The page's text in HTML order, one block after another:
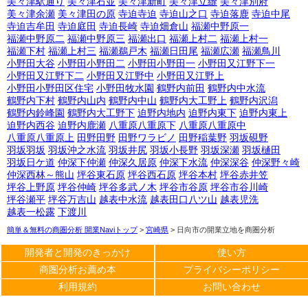
美々津余瀬 美々津田の原 寺迫寺迫 寺迫山之口 寺迫落鹿 寺迫中尾
寺迫吉牟田 寺迫庭田 寺迫長崎 寺迫畑倉山 福瀬中野原一
福瀬中野原二 福瀬中野原三 福瀬出口 福瀬上村二 福瀬上村一
福瀬下村 福瀬上村三 福瀬鵜戸木 福瀬日田尾 福瀬広瀬 福瀬鳥川
小野田大谷 小野田小野田二 小野田小野田一 小野田又江野下一
小野田又江野下二 小野田又江野中 小野田又江野上
小野田小野田区住宅 小野田牧水園 鶴野内前田 鶴野内中水流
鶴野内下村 鶴野内山内 鶴野内中山 鶴野内大工野上 鶴野内沢潟
鶴野内鈴峰園 鶴野内大工野下 迫野内地内 迫野内東下 迫野内東上
迫野内西谷 迫野内鹿瀬 八重原八重原下 八重原八重原中
八重原八重原上 田野田野 田野ワラビノ 田野稲葉野 羽坂硯野
羽坂羽坂 羽坂沖之水流 羽坂井尻 羽坂小長野 羽坂深瀬 羽坂樋田
羽坂日ケ道 仲深下仲瀬 仲深久居原 仲深下水流 仲深深谷 仲深野々崎
仲深西林～熊山 坪谷東石原 坪谷西石原 坪谷本村 坪谷赤井笠
坪谷上野原 坪谷仲崎 坪谷多武ノ木 坪谷市谷原 坪谷市谷川崎
坪谷瀬平 坪谷万吉山 越表中水流 越表田口八ツ山 越表児洗
越表一松露 下渡川
簡単＆無料の商圏分析 開業Naviトップ> 宮崎県 > 日向市の開業立地を商圏分析
開発者と開発のきっかけ
使い方
商圏分析お薦め本
プライバシーポリシー
利用規約
お問い合わせ